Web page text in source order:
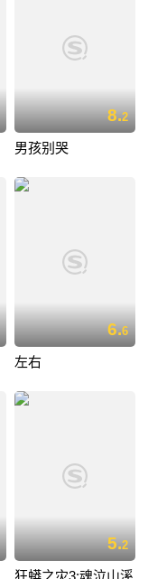
8.2
男孩别哭
6.6
左右
5.2